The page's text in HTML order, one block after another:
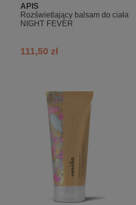
APIS
Rozświetlający balsam do ciała
NIGHT FEVER
111,50 zł